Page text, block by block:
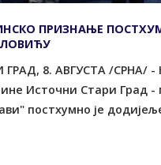
ПРИЗНАЊЕ
8. АВГУСТА /СРНА/ -
Источни Стари Град -
постхумно је